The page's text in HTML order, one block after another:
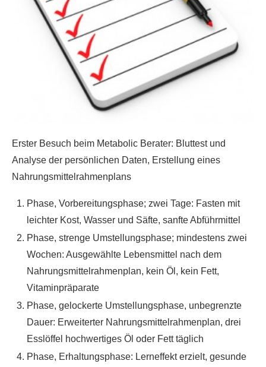
Erster Besuch beim Metabolic Berater: Bluttest und
Analyse der persönlichen Daten, Erstellung eines
Nahrungsmittelrahmenplans
Phase, Vorbereitungsphase; zwei Tage: Fasten mit
leichter Kost, Wasser und Säfte, sanfte Abführmittel
Phase, strenge Umstellungsphase; mindestens zwei
Wochen: Ausgewählte Lebensmittel nach dem
Nahrungsmittelrahmenplan, kein Öl, kein Fett,
Vitaminpräparate
Phase, gelockerte Umstellungsphase, unbegrenzte
Dauer: Erweiterter Nahrungsmittelrahmenplan, drei
Esslöffel hochwertiges Öl oder Fett täglich
Phase, Erhaltungsphase: Lerneffekt erzielt, gesunde